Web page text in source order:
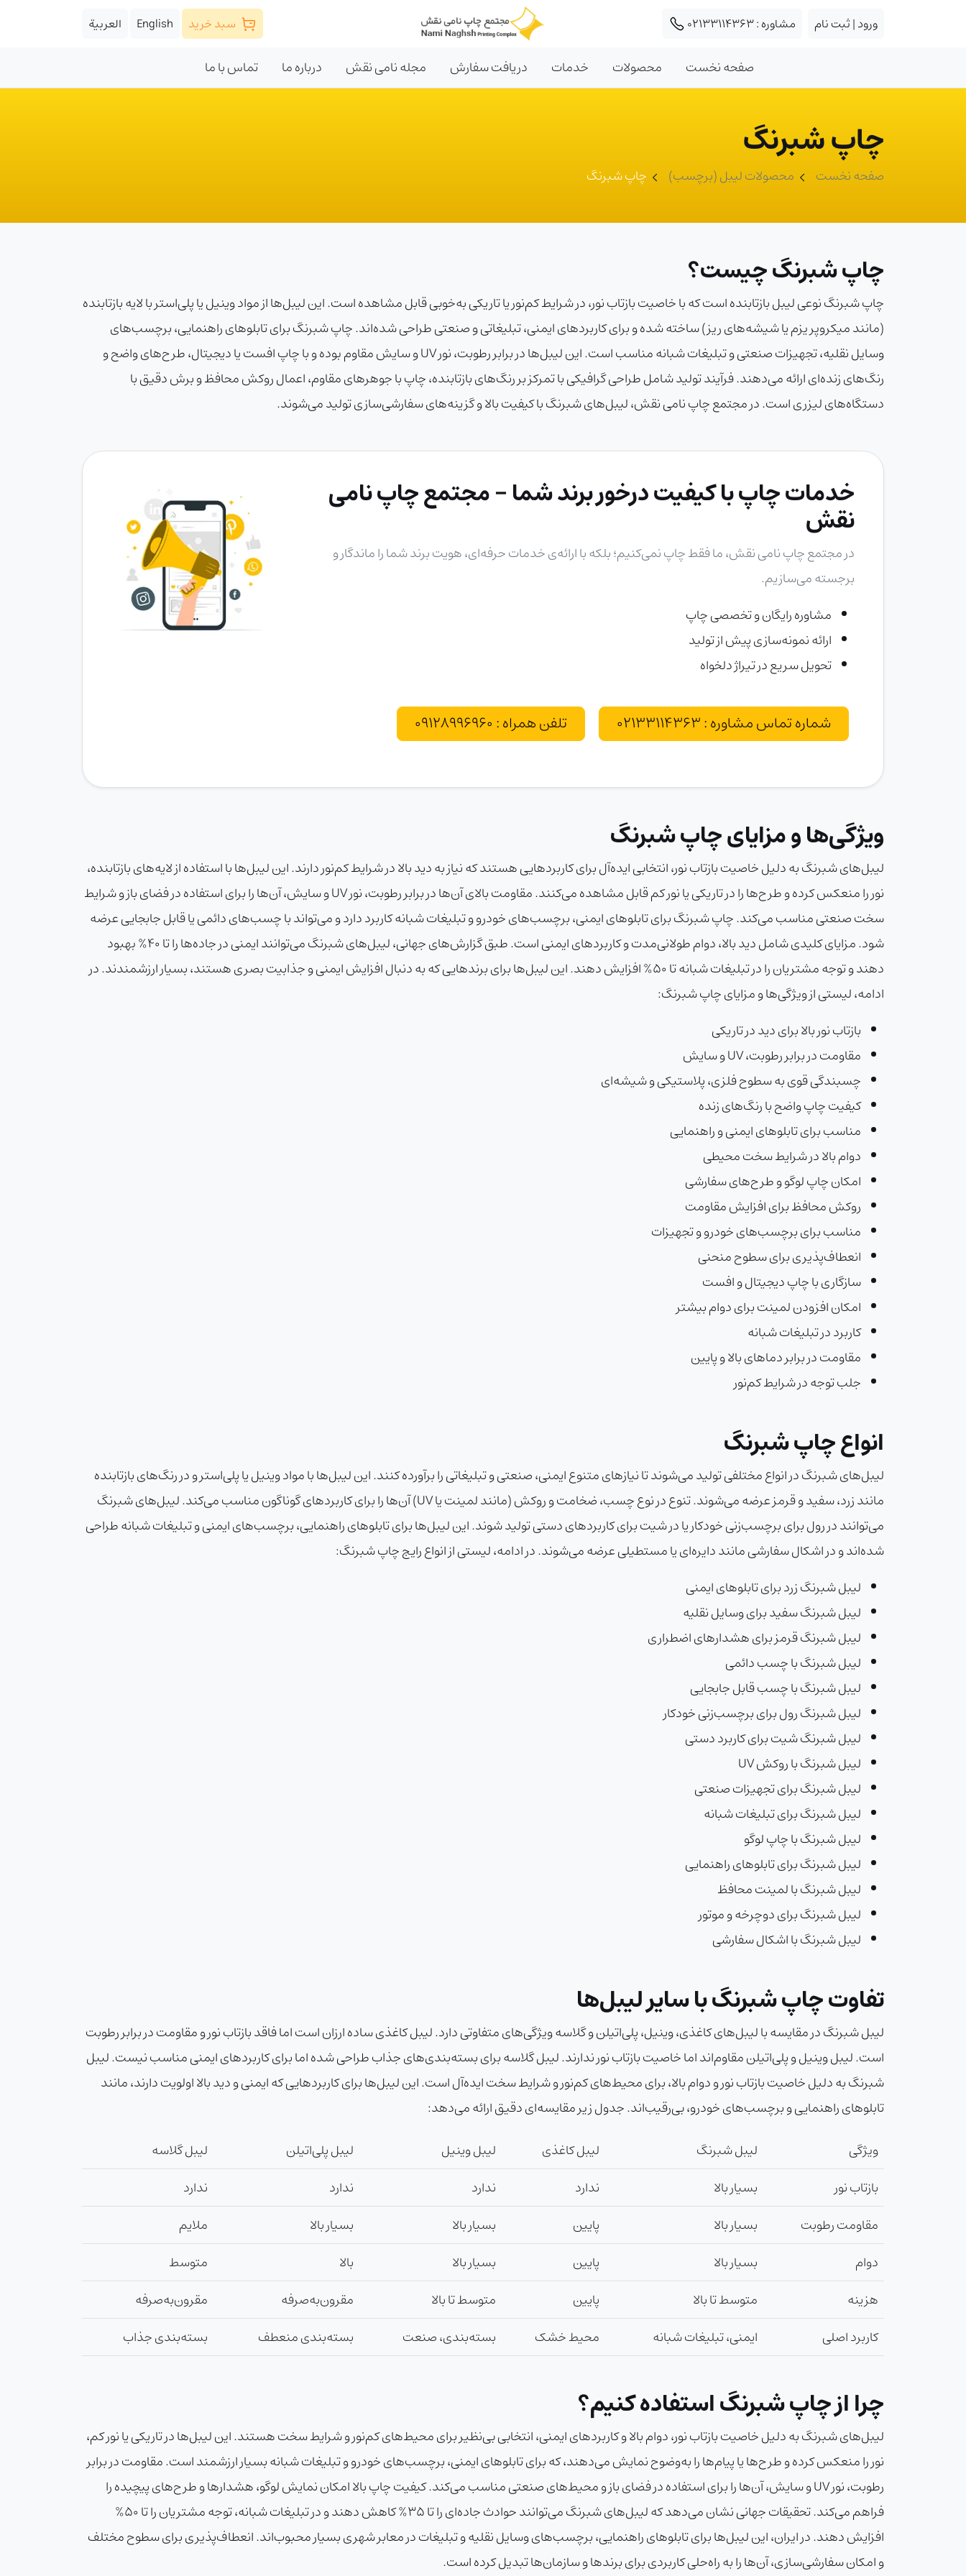
ورود | ثبت نام مشاوره :02133114363 سبد خرید English العربية
صفحه نخست محصولات خدمات دریافت سفارش مجله نامی نقش درباره ما تماس با ما
چاپ شبرنگ
صفحه نخست محصولات لیبل (برچسب) چاپ شبرنگ
چاپ شبرنگ چیست؟
چاپ شبرنگ نوعی لیبل بازتابنده است که با خاصیت بازتاب نور، در شرایط کم‌نور یا تاریکی به‌خوبی قابل مشاهده است. این لیبل‌ها از مواد وینیل یا پلی‌استر با لایه بازتابنده
(مانند میکروپر یزم یا شیشه‌های ریز) ساخته شده و برای کاربردهای ایمنی، تبلیغاتی و صنعتی طراحی شده‌اند. چاپ شبرنگ برای تابلوهای راهنمایی، برچسب‌های
وسایل نقلیه، تجهیزات صنعتی و تبلیغات شبانه مناسب است. این لیبل‌ها در برابر رطوبت، نور UV و سایش مقاوم بوده و با چاپ افست یا دیجیتال، طرح‌های واضح و
رنگ‌های زنده‌ای ارائه می‌دهند. فرآیند تولید شامل طراحی گرافیکی با تمرکز بر رنگ‌های بازتابنده، چاپ با جوهرهای مقاوم، اعمال روکش محافظ و برش دقیق با
دستگاه‌های لیزری است. در مجتمع چاپ نامی نقش، لیبل‌های شبرنگ با کیفیت بالا و گزینه‌های سفارشی‌سازی تولید می‌شوند.
خدمات چاپ با کیفیت درخور برند شما - مجتمع چاپ نامی
نقش
درمجتمع چاپ نامی نقش، ما فقط چاپ نمی‌کنیم؛ بلکه با ارائه‌ی خدمات حرفه‌ای، هویت برند شما را ماندگار و
برجسته می‌سازیم.
مشاوره رایگان و تخصصی چاپ
ارائه نمونه‌سازی پیش از تولید
تحویل سریع در تیراژ دلخواه
شماره تماس مشاوره : 02133114363 تلفن همراه : 09128996960
ویژگی‌ها و مزایای چاپ شبرنگ
لیبل‌های شبرنگ به دلیل خاصیت بازتاب نور، انتخابی ایده‌آل برای کاربردهایی هستند که نیاز به دید بالا در شرایط کم‌نور دارند. این لیبل‌ها با استفاده از لایه‌های بازتابنده،
نور را منعکس کرده و طرح‌ها را در تاریکی یا نور کم قابل مشاهده می‌کنند. مقاومت بالای آن‌ها در برابر رطوبت، نور UV و سایش، آن‌ها را برای استفاده در فضای باز و شرایط
سخت صنعتی مناسب می‌کند. چاپ شبرنگ برای تابلوهای ایمنی، برچسب‌های خودرو و تبلیغات شبانه کاربرد دارد و می‌تواند با چسب‌های دائمی یا قابل جابجایی عرضه
شود. مزایای کلیدی شامل دید بالا، دوام طولانی‌مدت و کاربردهای ایمنی است. طبق گزارش‌های جهانی، لیبل‌های شبرنگ می‌توانند ایمنی در جاده‌ها را تا 40% بهبود
دهند و توجه مشتریان را در تبلیغات شبانه تا 50% افزایش دهند. این لیبل‌ها برای برندهایی که به دنبال افزایش ایمنی و جذابیت بصری هستند، بسیار ارزشمندند. در
ادامه، لیستی از ویژگی‌ها و مزایای چاپ شبرنگ:
بازتاب نور بالا برای دید در تاریکی
مقاومت در برابر رطوبت، UV و سایش
چسبندگی قوی به سطوح فلزی، پلاستیکی و شیشه‌ای
کیفیت چاپ واضح با رنگ‌های زنده
مناسب برای تابلوهای ایمنی و راهنمایی
دوام بالا در شرایط سخت محیطی
امکان چاپ لوگو و طرح‌های سفارشی
روکش محافظ برای افزایش مقاومت
مناسب برای برچسب‌های خودرو و تجهیزات
انعطاف‌پذیری برای سطوح منحنی
سازگاری با چاپ دیجیتال و افست
امکان افزودن لمینت برای دوام بیشتر
کاربرد در تبلیغات شبانه
مقاومت در برابر دماهای بالا و پایین
جلب توجه در شرایط کم‌نور
انواع چاپ شبرنگ
لیبل‌های شبرنگ در انواع مختلفی تولید می‌شوند تا نیازهای متنوع ایمنی، صنعتی و تبلیغاتی را برآورده کنند. این لیبل‌ها با مواد وینیل یا پلی‌استر و در رنگ‌های بازتابنده
مانند زرد، سفید و قرمز عرضه می‌شوند. تنوع در نوع چسب، ضخامت و روکش (مانند لمینت یا UV) آن‌ها را برای کاربردهای گوناگون مناسب می‌کند. لیبل‌های شبرنگ
می‌توانند در رول برای برچسب‌زنی خودکار یا در شیت برای کاربردهای دستی تولید شوند. این لیبل‌ها برای تابلوهای راهنمایی، برچسب‌های ایمنی و تبلیغات شبانه طراحی
شده‌اند و در اشکال سفارشی مانند دایره‌ای یا مستطیلی عرضه می‌شوند. در ادامه، لیستی از انواع رایج چاپ شبرنگ:
لیبل شبرنگ زرد برای تابلوهای ایمنی
لیبل شبرنگ سفید برای وسایل نقلیه
لیبل شبرنگ قرمز برای هشدارهای اضطراری
لیبل شبرنگ با چسب دائمی
لیبل شبرنگ با چسب قابل جابجایی
لیبل شبرنگ رول برای برچسب‌زنی خودکار
لیبل شبرنگ شیت برای کاربرد دستی
لیبل شبرنگ با روکش UV
لیبل شبرنگ برای تجهیزات صنعتی
لیبل شبرنگ برای تبلیغات شبانه
لیبل شبرنگ با چاپ لوگو
لیبل شبرنگ برای تابلوهای راهنمایی
لیبل شبرنگ با لمینت محافظ
لیبل شبرنگ برای دوچرخه و موتور
لیبل شبرنگ با اشکال سفارشی
تفاوت چاپ شبرنگ با سایر لیبل‌ها
لیبل شبرنگ در مقایسه با لیبل‌های کاغذی، وینیل، پلی‌اتیلن و گلاسه ویژگی‌های متفاوتی دارد. لیبل کاغذی ساده ارزان است اما فاقد بازتاب نور و مقاومت در برابر رطوبت
است. لیبل وینیل و پلی‌اتیلن مقاوم‌اند اما خاصیت بازتاب نور ندارند. لیبل گلاسه برای بسته‌بندی‌های جذاب طراحی شده اما برای کاربردهای ایمنی مناسب نیست. لیبل
شبرنگ به دلیل خاصیت بازتاب نور و دوام بالا، برای محیط‌های کم‌نور و شرایط سخت ایده‌آل است. این لیبل‌ها برای کاربردهایی که ایمنی و دید بالا اولویت دارند، مانند
تابلوهای راهنمایی و برچسب‌های خودرو، بی‌رقیب‌اند. جدول زیر مقایسه‌ای دقیق ارائه می‌دهد:
ویژگی
لیبل شبرنگ لیبل کاغذی لیبل وینیل لیبل پلی‌اتیلن
لیبل گلاسه
بازتاب نور
بسیار بالا ندارد ندارد ندارد
ندارد
مقاومت رطوبت
بسیار بالا پایین بسیار بالا بسیار بالا
ملایم
دوام
بسیار بالا پایین بسیار بالا بالا
متوسط
هزینه
متوسط تا بالا پایین متوسط تا بالا مقرون‌به‌صرفه
مقرون‌به‌صرفه
کاربرد اصلی
ایمنی، تبلیغات شبانه محیط خشک بسته‌بندی، صنعت بسته‌بندی منعطف بسته‌بندی جذاب
چرا از چاپ شبرنگ استفاده کنیم؟
لیبل‌های شبرنگ به دلیل خاصیت بازتاب نور، دوام بالا و کاربردهای ایمنی، انتخابی بی‌نظیر برای محیط‌های کم‌نور و شرایط سخت هستند. این لیبل‌ها در تاریکی یا نور کم،
نور را منعکس کرده و طرح‌ها یا پیام‌ها را به‌وضوح نمایش می‌دهند، که برای تابلوهای ایمنی، برچسب‌های خودرو و تبلیغات شبانه بسیار ارزشمند است. مقاومت در برابر
رطوبت، نور UV و سایش، آن‌ها را برای استفاده در فضای باز و محیط‌های صنعتی مناسب می‌کند. کیفیت چاپ بالا امکان نمایش لوگو، هشدارها و طرح‌های پیچیده را
فراهم می‌کند. تحقیقات جهانی نشان می‌دهد که لیبل‌های شبرنگ می‌توانند حوادث جاده‌ای را تا 35% کاهش دهند و در تبلیغات شبانه، توجه مشتریان را تا 50%
افزایش دهند. در ایران، این لیبل‌ها برای تابلوهای راهنمایی، برچسب‌های وسایل نقلیه و تبلیغات در معابر شهری بسیار محبوب‌اند. انعطاف‌پذیری برای سطوح مختلف
و امکان سفارشی‌سازی، آن‌ها را به راه‌حلی کاربردی برای برندها و سازمان‌ها تبدیل کرده است.